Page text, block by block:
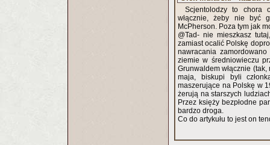
Scjentolodzy to chora
włącznie, żeby nie być
McPherson. Poza tym jak
@Tad- nie mieszkasz
zamiast ocalić Polskę
nawracania
ziemie w średniowieczu
Grunwaldem włącznie
maja, biskupi byli
maszerujące na Polskę w
żerują na starszych
Przez księży bezpłodne
bardzo droga.
Co do artykułu to jest on